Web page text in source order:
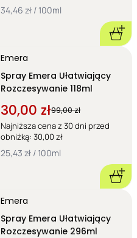
34,46 zł / 100ml
Emera
Spray Emera Ułatwiający
Rozczesywanie 118ml
30,00 zł99,00 zł
Najniższa cena z 30 dni przed
obniżką: 30,00 zł
25,43 zł / 100ml
Emera
Spray Emera Ułatwiający
Rozczesywanie 296ml